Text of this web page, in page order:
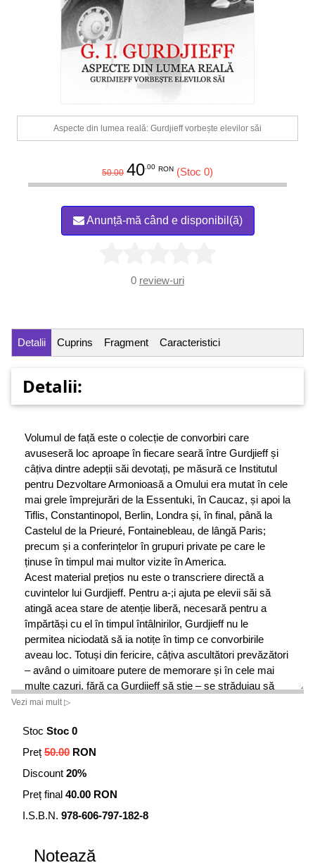
Aspecte din lumea reală: Gurdjieff vorbește elevilor săi
50.00 40.00 RON (Stoc 0)
Anunță-mă când e disponibil(ă)
0 review-uri
Detalii Cuprins Fragment Caracteristici
Detalii:
Volumul de față este o colecție de convorbiri care
avuseseră loc aproape în fiecare seară între Gurdjieff și
câțiva dintre adepții săi devotați, pe măsură ce Institutul
pentru Dezvoltare Armonioasă a Omului era mutat în cele
mai grele împrejurări de la Essentuki, în Caucaz, și apoi la
Tiflis, Constantinopol, Berlin, Londra și, în final, până la
Castelul de la Prieuré, Fontainebleau, de lângă Paris;
precum și a conferințelor în grupuri private pe care le
ținuse în timpul mai multor vizite în America.
Acest material prețios nu este o transcriere directă a
cuvintelor lui Gurdjieff. Pentru a-;i ajuta pe elevii săi să
atingă acea stare de atenție liberă, necesară pentru a
împărtăși cu el în timpul întâlnirilor, Gurdjieff nu le
permitea niciodată să ia notițe în timp ce convorbirile
aveau loc. Totuși din fericire, câțiva ascultători prevăzători
– având o uimitoare putere de memorare și în cele mai
multe cazuri, fără ca Gurdjieff să știe – se străduiau să
scrie notițe după aceea, fie singuri, fie împreună unii cu
diferiți oameni au fost comparate, traduse acolo unde a
fost necesar și verificate prin citire cu voce tare unora
incomplete și chiar fragmentare în anumite cazuri,
acestea sunt o redare autentică a abordării pe care
Gurdjieff o avea despre munca asupra sinelui, așa cum
Vezi mai mult ▷
Stoc Stoc 0
Preț 50.00 RON
Discount 20%
Preț final 40.00 RON
I.S.B.N. 978-606-797-182-8
Notează